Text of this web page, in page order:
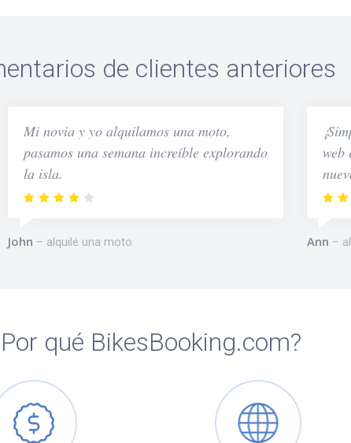
de clientes anteriores
Mi novia y yo alquilamos una moto,
pasamos una semana increíble explorando
la isla.
John alquilé una moto
web
Ann
qué BikesBooking.com?